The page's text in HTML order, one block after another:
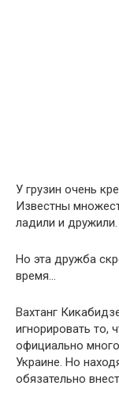
У грузин очень
Известны
ладили и дружили.
Но эта дружба
время…
Вахтанг
игнорировать то,
официально
Украине. Но
обязательно